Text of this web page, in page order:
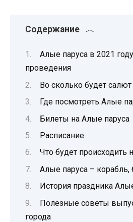
Содержание
Алые паруса в 2021
проведения
Во сколько будет салют
Где посмотреть Алые
Билеты на Алые паруса
Расписание
Что будет происходить
Алые паруса – корабль,
История праздника
Полезные советы
города